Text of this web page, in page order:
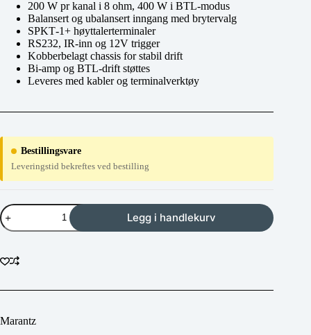
200 W pr kanal i 8 ohm, 400 W i BTL‑modus
Balansert og ubalansert inngang med brytervalg
SPKT‑1+ høyttalerterminaler
RS232, IR‑inn og 12V trigger
Kobberbelagt chassis for stabil drift
Bi‑amp og BTL‑drift støttes
Leveres med kabler og terminalverktøy
Bestillingsvare
Leveringstid bekreftes ved bestilling
Marantz
AMP20
antall
Legg i handlekurv
Marantz